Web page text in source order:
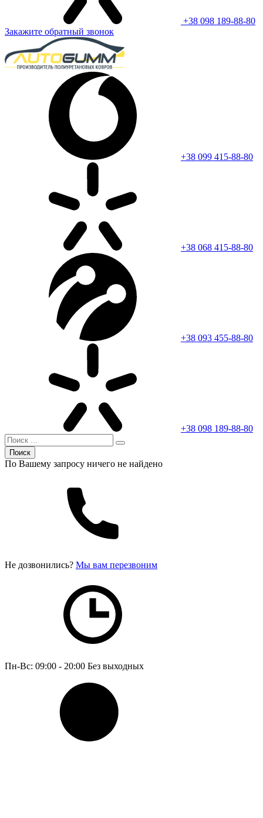
+38 098 189-88-80
Закажите обратный звонок
+38 099 415-88-80
+38 068 415-88-80
+38 093 455-88-80
+38 098 189-88-80
Поиск
По Вашему запросу ничего не найдено
Не дозвонились? Мы вам перезвоним
Пн-Вс: 09:00 - 20:00 Без выходных